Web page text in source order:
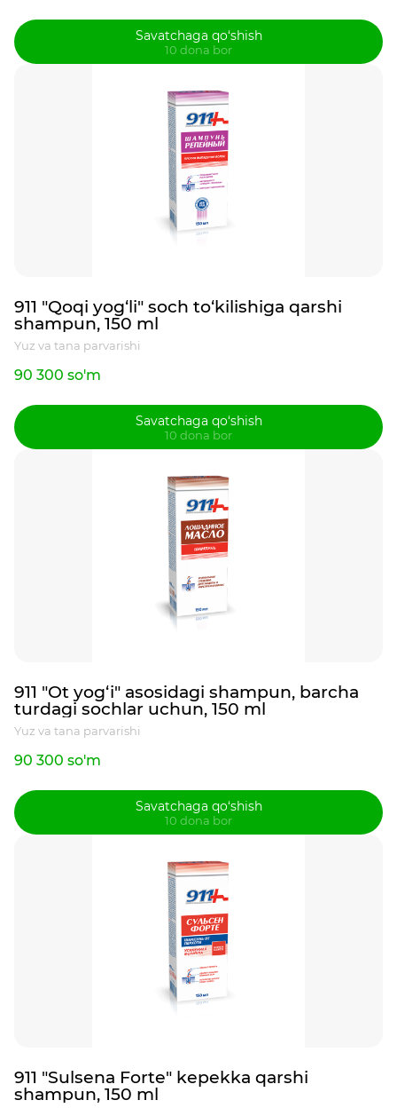
Savatchaga qo‘shish
10 dona bor
911 "Qoqi yog‘li" soch to‘kilishiga qarshi
shampun, 150 ml
Yuz va tana parvarishi
90 300 so'm
Savatchaga qo‘shish
10 dona bor
911 "Ot yog‘i" asosidagi shampun, barcha
turdagi sochlar uchun, 150 ml
Yuz va tana parvarishi
90 300 so'm
Savatchaga qo‘shish
10 dona bor
911 "Sulsena Forte" kepekka qarshi
shampun, 150 ml